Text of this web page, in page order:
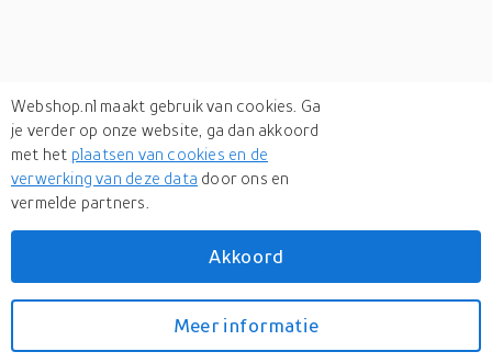
Webshop.nl maakt gebruik van cookies. Ga
je verder op onze website, ga dan akkoord
met het plaatsen van cookies en de
verwerking van deze data door ons en
vermelde partners.
Akkoord
Meer informatie